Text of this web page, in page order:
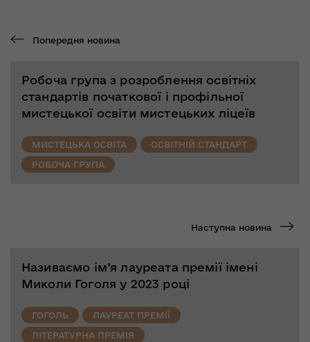
Попередня новина
Робоча група з розроблення освітніх
стандартів початкової і профільної
мистецької освіти мистецьких ліцеїв
МИСТЕЦЬКА ОСВІТА ОСВІТНІЙ СТАНДАРТ
РОБОЧА ГРУПА
Наступна новина
Називаємо ім’я лауреата премії імені
Миколи Гоголя у 2023 році
ГОГОЛЬ ЛАУРЕАТ ПРЕМІЇ
ЛІТЕРАТУРНА ПРЕМІЯ